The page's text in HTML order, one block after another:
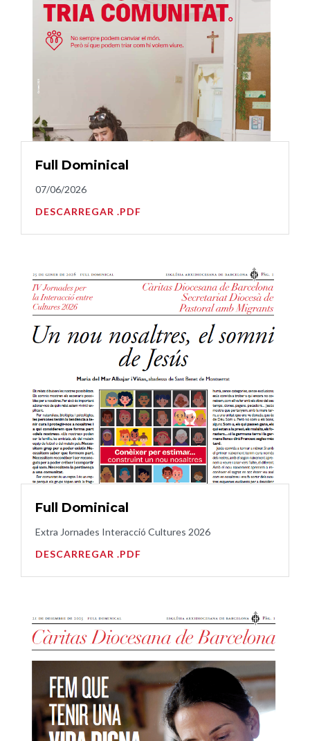
Full Dominical
07/06/2026
DESCARREGAR .PDF
Full Dominical
Extra Jornades Interacció Cultures 2026
DESCARREGAR .PDF